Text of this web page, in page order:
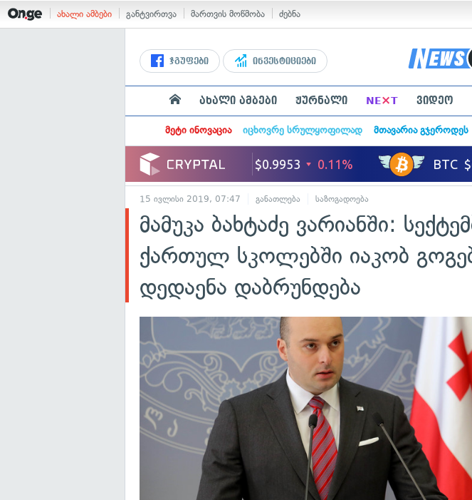
ახალი ამბები განტვირთვა მართვის მოწმობა ძებნა
ჯგუფები ინვესტიციები
ახალი ამბები ჟურნალი NE×T ვიდეო
მეტი ინოვაცია იცხოვრე სრულყოფილად მთავარია გჯეროდეს
15 ივლისი 2019, 07:47 განათლება საზოგადოება
მამუკა ბახტაძე ვარიანში:
ქართულ სკოლებში იაკობ
დედაენა დაბრუნდება